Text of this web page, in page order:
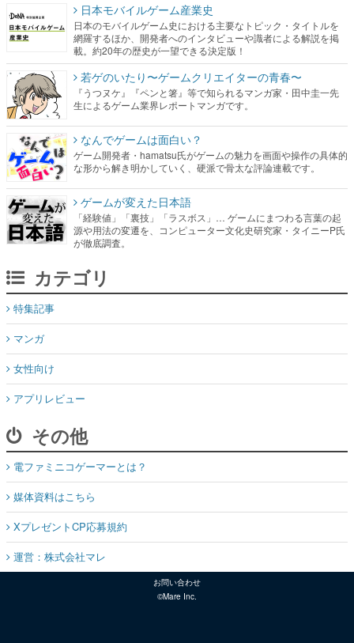
日本モバイルゲーム産業史
日本のモバイルゲーム史における主要なトピック・タイトルを
網羅するほか、開発者へのインタビューや識者による解説を掲
載。約20年の歴史が一望できる決定版！
若ゲのいたり〜ゲームクリエイターの青春〜
『うつヌケ』『ペンと箸』等で知られるマンガ家・田中圭一先
生によるゲーム業界レポートマンガです。
なんでゲームは面白い？
ゲーム開発者・hamatsu氏がゲームの魅力を画面や操作の具体的
な形から解き明かしていく、硬派で骨太な評論連載です。
ゲームが変えた日本語
「経験値」「裏技」「ラスボス」… ゲームにまつわる言葉の起
源や用法の変遷を、コンピューター文化史研究家・タイニーP氏
が徹底調査。
カテゴリ
特集記事
マンガ
女性向け
アプリレビュー
その他
電ファミニコゲーマーとは？
媒体資料はこちら
XプレゼントCP応募規約
運営：株式会社マレ
お問い合わせ
©Mare Inc.